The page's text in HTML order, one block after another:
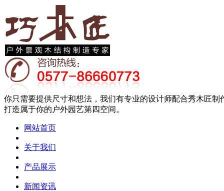
你只需要提供尺寸和想法，我们有专业的设计师配合秀木匠制
打造属于你的户外园艺第四空间。
网站首页
关于我们
产品展示
新闻资讯